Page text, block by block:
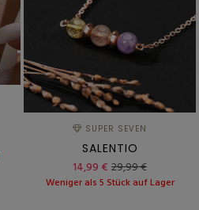
SUPER SEVEN
SALENTIO
14,99 € 29,99 €
Weniger als 5 Stück auf Lager